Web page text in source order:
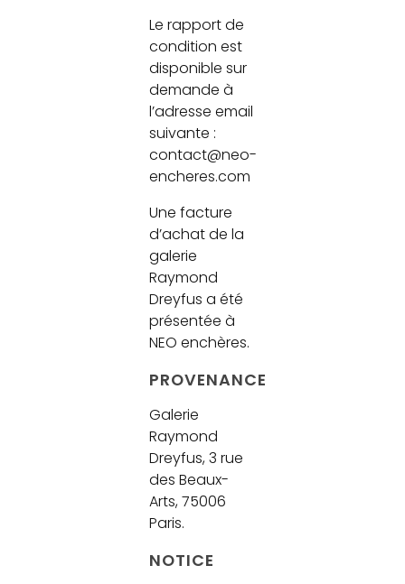
Le rapport de
condition est
disponible sur
demande à
l’adresse email
suivante :
contact@neo-
encheres.com
Une facture
d’achat de la
galerie
Raymond
Dreyfus a été
présentée à
NEO enchères.
PROVENANCE
Galerie
Raymond
Dreyfus, 3 rue
des Beaux-
Arts, 75006
Paris.
NOTICE